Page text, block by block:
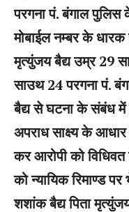
परगना पं. बंगाल
मोबाईल नम्बर के
मृत्युंजय बैद्य उम्र 29
साउथ 24 परगना पं.
बैद्य से घटना के संबंध
अपराध साक्ष्य के
कर आरोपी को
को न्यायिक रिमाण्ड
शशांक बैद्य पिता